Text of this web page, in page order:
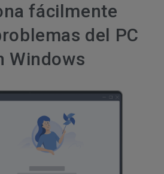
fácilmente
del PC
Windows